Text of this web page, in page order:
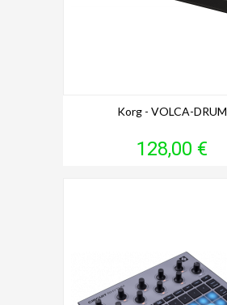
Korg - VOLCA-DRUM
Prix
128,00 €